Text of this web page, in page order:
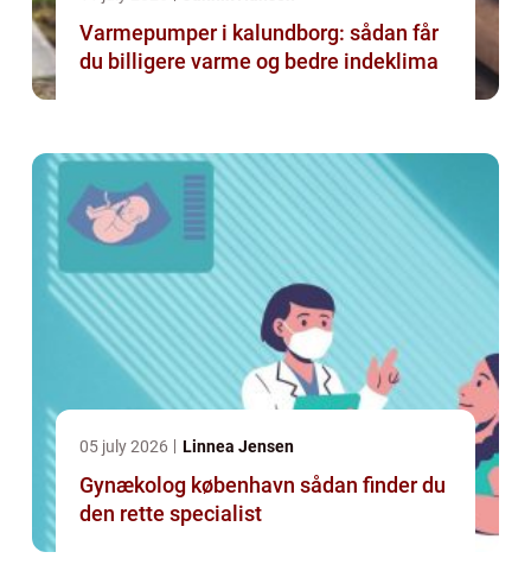
Varmepumper i kalundborg: sådan får
du billigere varme og bedre indeklima
05 july 2026 Linnea Jensen
Gynækolog københavn sådan finder du
den rette specialist